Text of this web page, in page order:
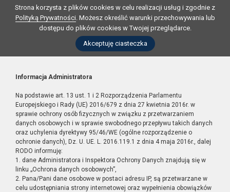
Strona korzysta z plików cookies w celu realizacji usług i zgodnie z
Polityką Prywatności. Możesz określić warunki przechowywania lub
dostępu do plików cookies w Twojej przeglądarce.
Akceptuję ciasteczka
Informacja Administratora
Na podstawie art. 13 ust. 1 i 2 Rozporządzenia Parlamentu
Europejskiego i Rady (UE) 2016/679 z dnia 27 kwietnia 2016r. w
sprawie ochrony osób fizycznych w związku z przetwarzaniem
danych osobowych i w sprawie swobodnego przepływu takich danych
oraz uchylenia dyrektywy 95/46/WE (ogólne rozporządzenie o
ochronie danych), Dz. U. UE. L. 2016.119.1 z dnia 4 maja 2016r., dalej
RODO informuję:
1. dane Administratora i Inspektora Ochrony Danych znajdują się w
linku „Ochrona danych osobowych”,
2. Pana/Pani dane osobowe w postaci adresu IP, są przetwarzane w
celu udostępniania strony internetowej oraz wypełnienia obowiązków